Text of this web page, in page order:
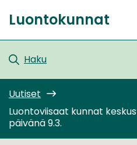
sisältöön
Etusivu
Luontokunnat
Haku
Uutiset
Luontoviisaat kunnat
päivänä 9.3.